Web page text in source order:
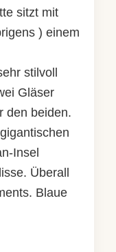
sitzt mit
) einem
stilvoll
Gläser
den beiden.
Insel
Überall
Blaue